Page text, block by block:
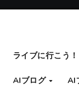
ライブに行こう！
AIブログ AI